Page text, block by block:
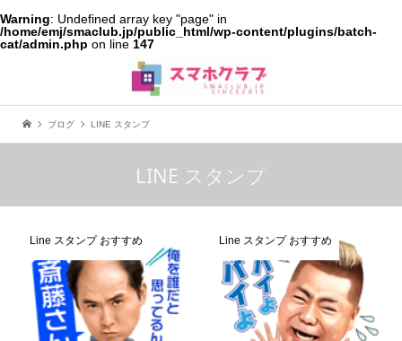
Warning: Undefined array key "page" in
/home/emj/smaclub.jp/public_html/wp-content/plugins/batch-
cat/admin.php on line 147
ブログ LINE スタンプ
LINE スタンプ
Line スタンプ おすすめ Line スタンプ おすすめ